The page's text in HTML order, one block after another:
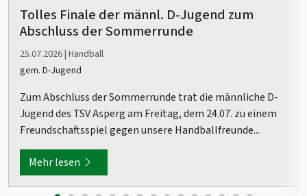
Tolles Finale der männl. D-Jugend zum
Abschluss der Sommerrunde
25.07.2026 | Handball
gem. D-Jugend
Zum Abschluss der Sommerrunde trat die männliche D-
Jugend des TSV Asperg am Freitag, dem 24.07. zu einem
Freundschaftsspiel gegen unsere Handballfreunde...
Mehr lesen